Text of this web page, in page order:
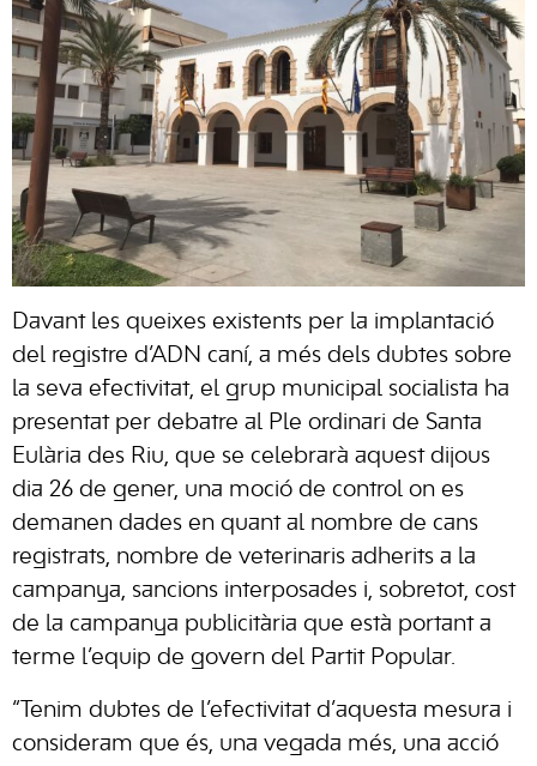
Davant les queixes existents per la implantació
del registre d’ADN caní, a més dels dubtes sobre
la seva efectivitat, el grup municipal socialista ha
presentat per debatre al Ple ordinari de Santa
Eulària des Riu, que se celebrarà aquest dijous
dia 26 de gener, una moció de control on es
demanen dades en quant al nombre de cans
registrats, nombre de veterinaris adherits a la
campanya, sancions interposades i, sobretot, cost
de la campanya publicitària que està portant a
terme l’equip de govern del Partit Popular.
“Tenim dubtes de l’efectivitat d’aquesta mesura i
consideram que és, una vegada més, una acció